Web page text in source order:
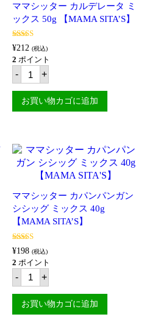
（タ
ロ
イ
モ）
入
り
22g
【KNORR】
ママシッター カルデレータ ミ
ックス 50g 【MAMA SITA’S】
5段階中5.00
の評価
¥212 (税込)
2 ポイント
- マ
マ
シ
ッ
タ
デ
レ
ー
ッ
ク
ス
50g
【MAMA
個
+
お買い物カゴに追加
ママシッター カパンパンガン
シシッグ ミックス 40g
【MAMA SITA’S】
5段階中5.00
の評価
¥198 (税込)
2 ポイント
- マ
マ
シ
ッ
タ
+
お買い物カゴに追加